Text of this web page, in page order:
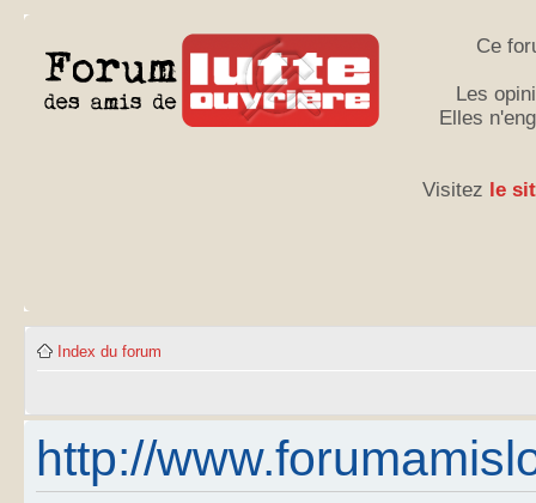
Ce
Les
Elles
Visitez le
Index du forum
http://